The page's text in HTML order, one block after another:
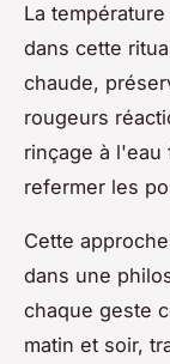
La
dans cette
chaude,
rougeurs
rinçage à l'eau
refermer les
Cette
dans une
chaque geste
matin et soir,